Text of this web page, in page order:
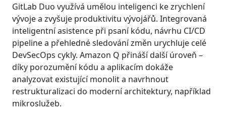
GitLab Duo využívá umělou inteligenci ke zrychlení
vývoje a zvyšuje produktivitu vývojářů. Integrovaná
inteligentní asistence při psaní kódu, návrhu CI/CD
pipeline a přehledné sledování změn urychluje celé
DevSecOps cykly. Amazon Q přináší další úroveň –
díky porozumění kódu a aplikacím dokáže
analyzovat existující monolit a navrhnout
restrukturalizaci do moderní architektury, například
mikroslužeb.